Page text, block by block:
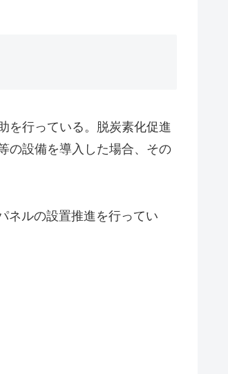
を行っている。脱炭素化促進
の設備を導入した場合、その
ネルの設置推進を行ってい